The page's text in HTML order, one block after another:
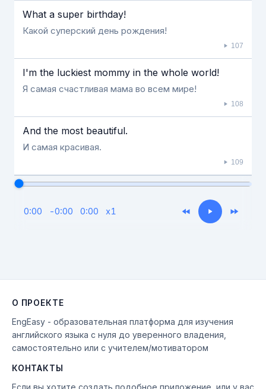
What a super birthday!
Какой суперский день рождения!
107
I'm the luckiest mommy in the whole world!
Я самая счастливая мама во всем мире!
108
And the most beautiful.
И самая красивая.
109
0:00 -0:00 0:00 x1
О ПРОЕКТЕ
EngEasy - образовательная платформа для изучения
английского языка с нуля до уверенного владения,
самостоятельно или с учителем/мотиватором
КОНТАКТЫ
Если вы хотите создать подобное приложение, или у вас